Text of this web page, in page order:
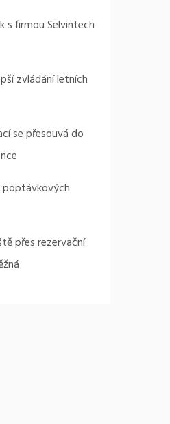
s firmou Selvintech
zvládání letních
se přesouvá do
přes rezervační